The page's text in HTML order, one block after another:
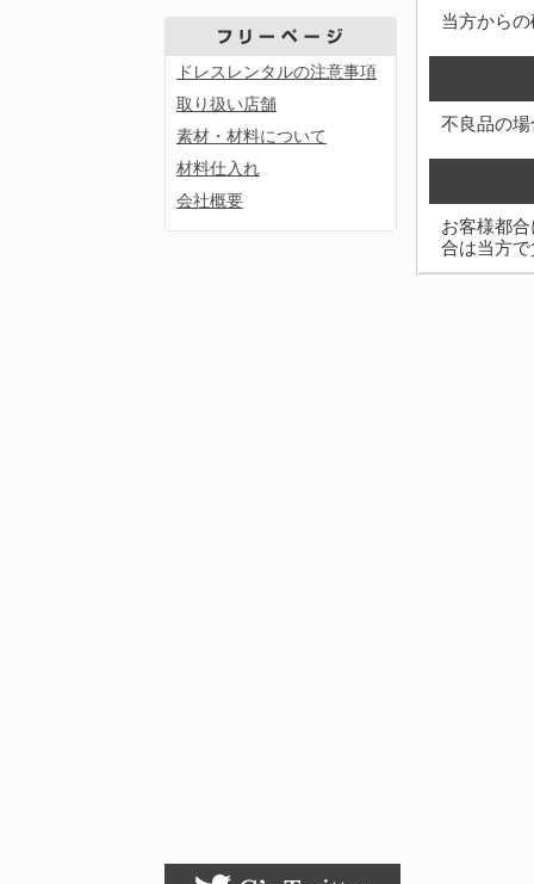
ドレスレンタルの注意事項
取り扱い店舗
素材・材料について
材料仕入れ
会社概要
当方から
不良品の
お客様都
合は当方